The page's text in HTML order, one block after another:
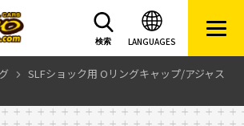
LANGUAGES
検索
SLFショック用 Oリングキャップ/アジャス